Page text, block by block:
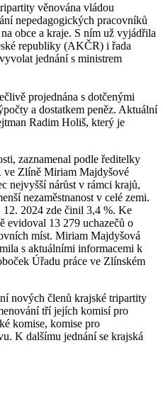
věnována vládou
nepedagogických pracovníků
obce a kraje. S ním už vyjádřila
republiky (AKČR) i řada
jednání s ministrem
projednána s dotčenými
a dostatkem peněz. Aktuální
Radim Holiš, který je
zaznamenal podle ředitelky
ve Zlíně Miriam Majdyšové
nejvyšší nárůst v rámci krajů,
nezaměstnanost v celé zemi.
12. 2024 zde činil 3,4 %. Ke
evidoval 13 279 uchazečů o
míst. Miriam Majdyšová
s aktuálními informacemi k
Úřadu práce ve Zlínském
nových členů krajské tripartity
tří jejích komisí pro
komise, komise pro
K dalšímu jednání se krajská